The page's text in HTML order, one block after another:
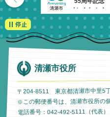
清瀬市役所
〒204-8511 東京都清瀬市中里5
※この郵便番号は、清瀬市役所の
電話番号：042-492-5111（代表）